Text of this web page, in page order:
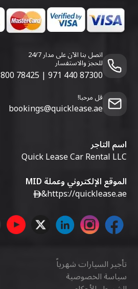
اتصل بنا الآن على مدار 24/7
للحجز والاستفسار
800 78425 | 971 440 87300
قل مرحبا!
bookings@quicklease.ae
اسم التاجر
Quick Lease Car Rental LLC
الموقع الإلكتروني وعملة MID
https://quicklease.ae
&
تأجير السيارات شهرياً
سياسة الخصوصية